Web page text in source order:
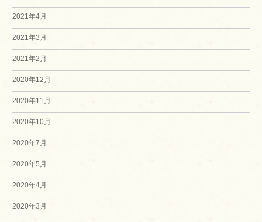
2021年4月
2021年3月
2021年2月
2020年12月
2020年11月
2020年10月
2020年7月
2020年5月
2020年4月
2020年3月